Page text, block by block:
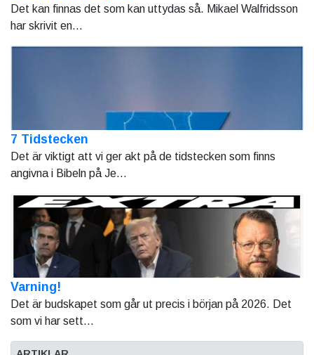
Det kan finnas det som kan uttydas så. Mikael Walfridsson
har skrivit en...
7 Tidstecken
Det är viktigt att vi ger akt på de tidstecken som finns
angivna i Bibeln på Je...
Varning!
Det är budskapet som går ut precis i början på 2026. Det
som vi har sett...